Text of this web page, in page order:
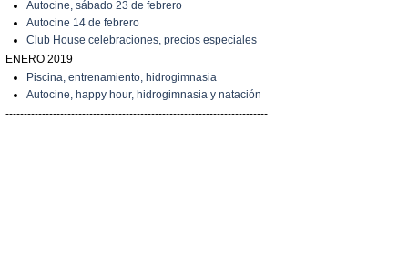
Autocine, sábado 23 de febrero
Autocine 14 de febrero
Club House celebraciones, precios especiales
ENERO 2019
Piscina, entrenamiento, hidrogimnasia
Autocine, happy hour, hidrogimnasia y natación
------------------------------------------------------------------------